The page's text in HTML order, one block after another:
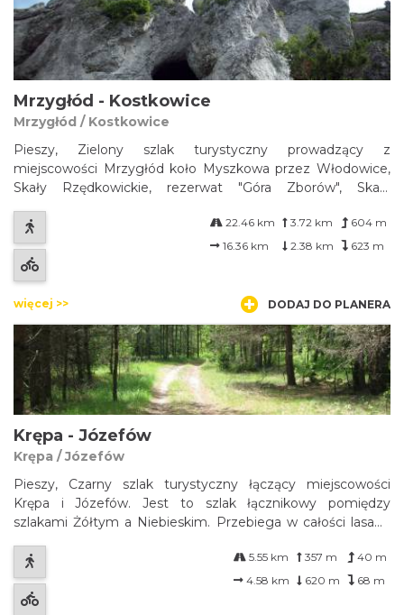
Mrzygłód - Kostkowice
Mrzygłód / Kostkowice
Pieszy, Zielony szlak turystyczny prowadzący z
miejscowości Mrzygłód koło Myszkowa przez Włodowice,
Skały Rzędkowickie, rezerwat "Góra Zborów", Skały
zobaczenia na trasie: w Mrzygłodzie - Kościół NMP
Różańcowej z połowy XVII w.- Sanktuarium N...
22.46 km 3.72 km
604 m
16.36 km
2.38 km 623 m
więcej >> DODAJ DO PLANERA
Krępa - Józefów
Krępa / Józefów
Pieszy, Czarny szlak turystyczny łączący miejscowości
Krępa i Józefów. Jest to szlak łącznikowy pomiędzy
szlakami Żółtym a Niebieskim. Przebiega w całości lasami
szlaku odchodzi ścieżka edukacyjna do starej prochowni....
5.55 km 357 m
40 m
4.58 km
620 m 68 m